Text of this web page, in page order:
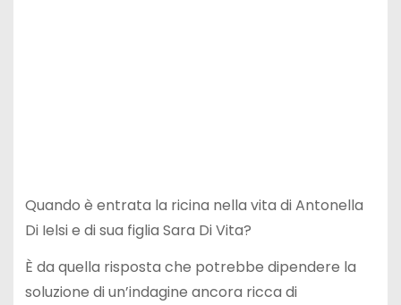
Quando è entrata la ricina nella vita di Antonella
Di Ielsi e di sua figlia Sara Di Vita?
È da quella risposta che potrebbe dipendere la
soluzione di un’indagine ancora ricca di